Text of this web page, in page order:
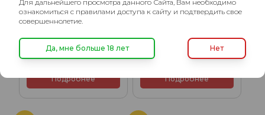
orange (без колбы)
9700₽
Подробнее
red candy (без колбы)
9700₽
Подробнее
Для дальнейшего просмотра данного Сайта, Вам необходимо
ознакомиться с правилами доступа к сайту и подтвердить свое
совершеннолетие.
Да, мне больше 18 лет Нет